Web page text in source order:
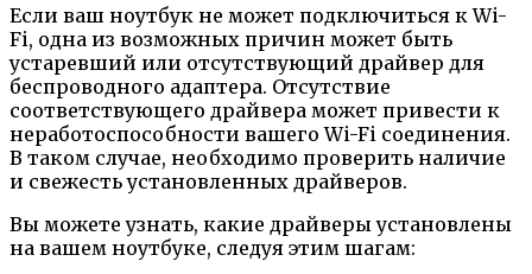
Если ваш ноутбук не может подключиться к Wi-
Fi, одна из возможных причин может быть
устаревший или отсутствующий драйвер для
беспроводного адаптера. Отсутствие
соответствующего драйвера может привести к
неработоспособности вашего Wi-Fi соединения.
В таком случае, необходимо проверить наличие
и свежесть установленных драйверов.
Вы можете узнать, какие драйверы установлены
на вашем ноутбуке, следуя этим шагам: